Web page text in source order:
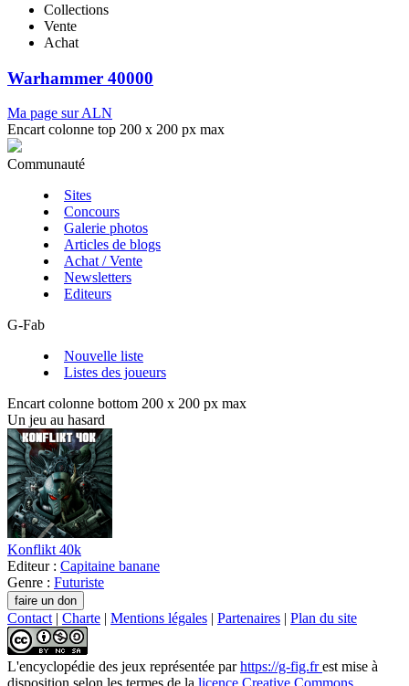
Collections
Vente
Achat
Warhammer 40000
Ma page sur ALN
Encart colonne top 200 x 200 px max
Communauté
Sites
Concours
Galerie photos
Articles de blogs
Achat / Vente
Newsletters
Editeurs
G-Fab
Nouvelle liste
Listes des joueurs
Encart colonne bottom 200 x 200 px max
Un jeu au hasard
Konflikt 40k
Editeur : Capitaine banane
Genre : Futuriste
Contact | Charte | Mentions légales | Partenaires | Plan du site
L'encyclopédie des jeux représentée parhttps://g-fig.frest mise à